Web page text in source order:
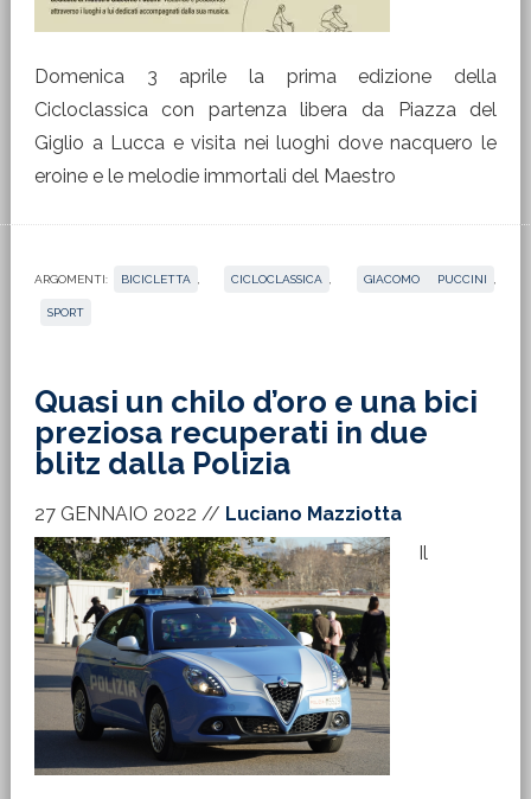
Domenica 3 aprile la prima edizione della
Cicloclassica con partenza libera da Piazza del
Giglio a Lucca e visita nei luoghi dove nacquero le
eroine e le melodie immortali del Maestro
ARGOMENTI: BICICLETTA CICLOCLASSICA GIACOMO PUCCINI
SPORT
Quasi un chilo d’oro e una bici
preziosa recuperati in due
blitz dalla Polizia
27 GENNAIO 2022 // Luciano Mazziotta
Il